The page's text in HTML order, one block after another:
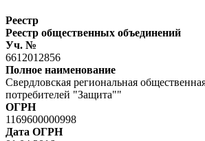
Реестр
Реестр общественных объединений
Уч. №
6612012856
Полное наименование
Свердловская региональная
потребителей "Защита""
ОГРН
1169600000998
Дата ОГРН